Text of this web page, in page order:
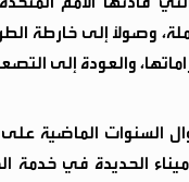
وصولاً إلى خارطة
والعودة إلى
الماضية على
الحديدة في خدمة